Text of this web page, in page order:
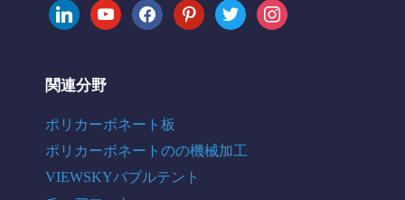
linkedinyoutubefacebookpinteresttwitter instagram
関連分野
ポリカーボネート板
ポリカーボネートのの機械加工
VIEWSKYバブルテント